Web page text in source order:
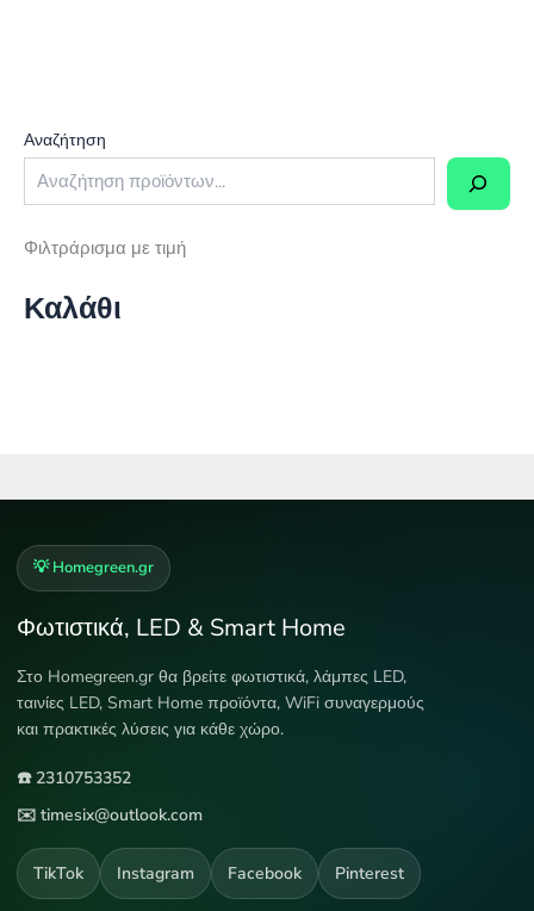
Αναζήτηση
Φιλτράρισμα με τιμή
Καλάθι
💡 Homegreen.gr
Φωτιστικά, LED & Smart Home
Στο Homegreen.gr θα βρείτε φωτιστικά, λάμπες LED,
ταινίες LED, Smart Home προϊόντα, WiFi συναγερμούς
και πρακτικές λύσεις για κάθε χώρο.
☎️ 2310753352
✉️ timesix@outlook.com
TikTok Instagram Facebook Pinterest